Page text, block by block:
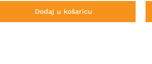
Dodaj u košaricu